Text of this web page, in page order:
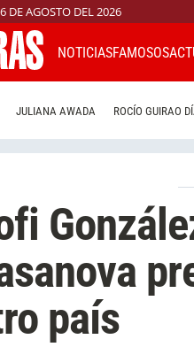
DE AGOSTO DEL 2026
NOTICIASFAMOSOS
JULIANA AWADA ROCÍO GUIRAO
país